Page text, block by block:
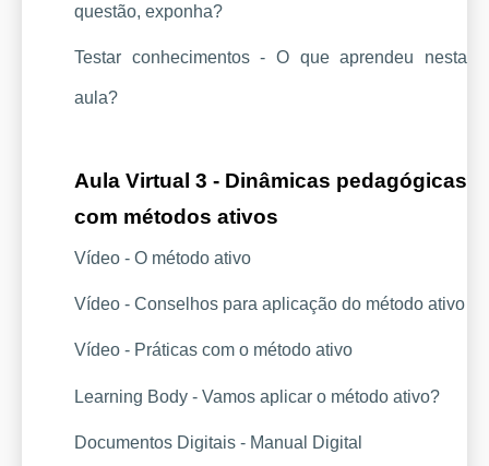
questão, exponha?
Testar conhecimentos - O que aprendeu nesta
aula?
Aula Virtual 3 - Dinâmicas pedagógicas
com métodos ativos
Vídeo - O método ativo
Vídeo - Conselhos para aplicação do método ativo
Vídeo - Práticas com o método ativo
Learning Body - Vamos aplicar o método ativo?
Documentos Digitais - Manual Digital